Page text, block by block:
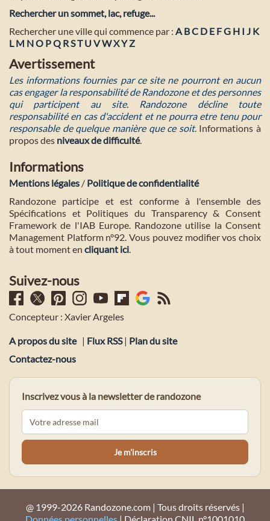
Rechercher un sommet, lac, refuge...
Rechercher une ville qui commence par : A BC D E FG H I J K
L M NO PQ RST U VWXYZ
Avertissement
Les informations fournies par ce site ne pourront en aucun
cas engager la responsabilité de Randozone et des personnes
qui participent au site. Randozone décline toute
responsabilité en cas d'accident et ne pourra etre tenu pour
responsable de quelque manière que ce soit. Informations à
propos des niveaux de difficulté.
Informations
Mentions légales / Politique de confidentialité
Randozone participe et est conforme à l'ensemble des
Spécifications et Politiques du Transparency & Consent
Framework de l'IAB Europe. Randozone utilise la Consent
Management Platform n°92. Vous pouvez modifier vos choix
à tout moment en cliquant ici.
Suivez-nous
Concepteur : Xavier Argeles
A propos du site | Flux RSS| Plan du site
Contactez-nous
Inscrivez vous à la newsletter de randozone
@ 1999-2026 Randozone.com | Tous droits réservés |